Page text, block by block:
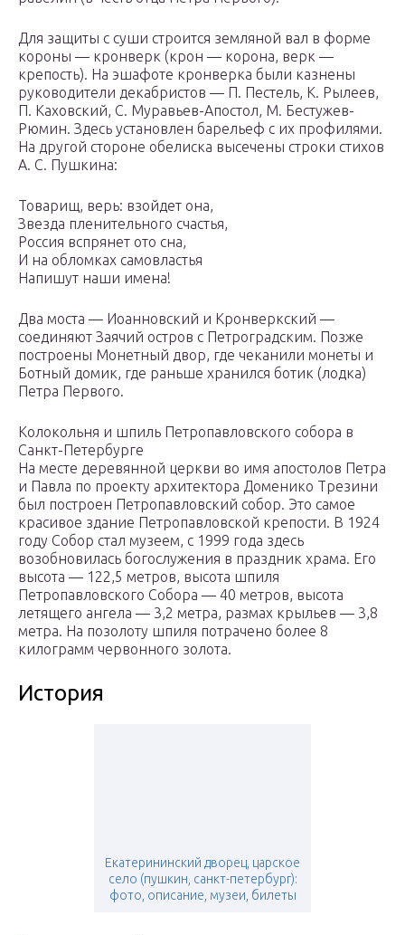
Для защиты с суши строится земляной вал в форме
короны — кронверк (крон — корона, верк —
крепость). На эшафоте кронверка были казнены
руководители декабристов — П. Пестель, К. Рылеев,
П. Каховский, С. Муравьев-Апостол, М. Бестужев-
Рюмин. Здесь установлен барельеф с их профилями.
На другой стороне обелиска высечены строки стихов
А. С. Пушкина:
Товарищ, верь: взойдет она,
Звезда пленительного счастья,
Россия вспрянет ото сна,
И на обломках самовластья
Напишут наши имена!
Два моста — Иоанновский и Кронверкский —
соединяют Заячий остров с Петроградским. Позже
построены Монетный двор, где чеканили монеты и
Ботный домик, где раньше хранился ботик (лодка)
Петра Первого.
Колокольня и шпиль Петропавловского собора в
Санкт-Петербурге
На месте деревянной церкви во имя апостолов Петра
и Павла по проекту архитектора Доменико Трезини
был построен Петропавловский собор. Это самое
красивое здание Петропавловской крепости. В 1924
году Собор стал музеем, с 1999 года здесь
возобновилась богослужения в праздник храма. Его
высота — 122,5 метров, высота шпиля
Петропавловского Собора — 40 метров, высота
летящего ангела — 3,2 метра, размах крыльев — 3,8
метра. На позолоту шпиля потрачено более 8
килограмм червонного золота.
История
Екатерининский дворец, царское
село (пушкин, санкт-петербург):
фото, описание, музеи, билеты